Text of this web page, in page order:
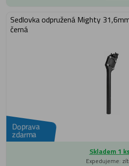
Sedlovka odpružená Mighty
černá
Doprava
zdarma
Skladem 1
Expedujeme: